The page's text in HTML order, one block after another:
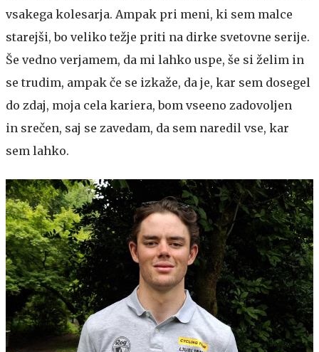
vsakega kolesarja. Ampak pri meni, ki sem malce
starejši, bo veliko težje priti na dirke svetovne serije.
Še vedno verjamem, da mi lahko uspe, še si želim in
se trudim, ampak če se izkaže, da je, kar sem dosegel
do zdaj, moja cela kariera, bom vseeno zadovoljen
in srečen, saj se zavedam, da sem naredil vse, kar
sem lahko.